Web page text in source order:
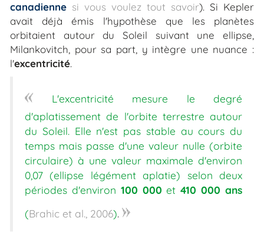
canadienne si vous voulez tout savoir). Si Kepler
avait déjà émis l'hypothèse que les planètes
orbitaient autour du Soleil suivant une ellipse,
Milankovitch, pour sa part, y intègre une nuance :
l'excentricité.
«
L'excentricité mesure le degré
d'aplatissement de l'orbite terrestre autour
du Soleil. Elle n'est pas stable au cours du
temps mais passe d'une valeur nulle (orbite
circulaire) à une valeur maximale d'environ
0,07 (ellipse légément aplatie) selon deux
périodes d'environ 100 000et410 000 ans
(Brahic et al., 2006). »